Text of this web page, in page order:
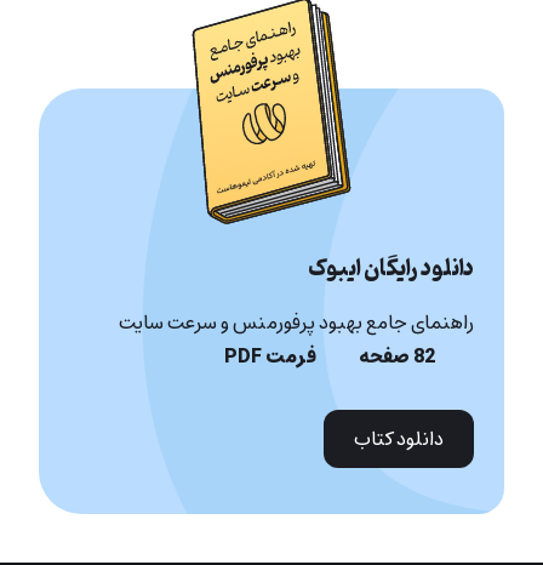
دانلود رایگان ایبوک
راهنمای جامع بهبود پرفورمنس و سرعت سایت
82 صفحه
فرمت PDF
دانلود کتاب